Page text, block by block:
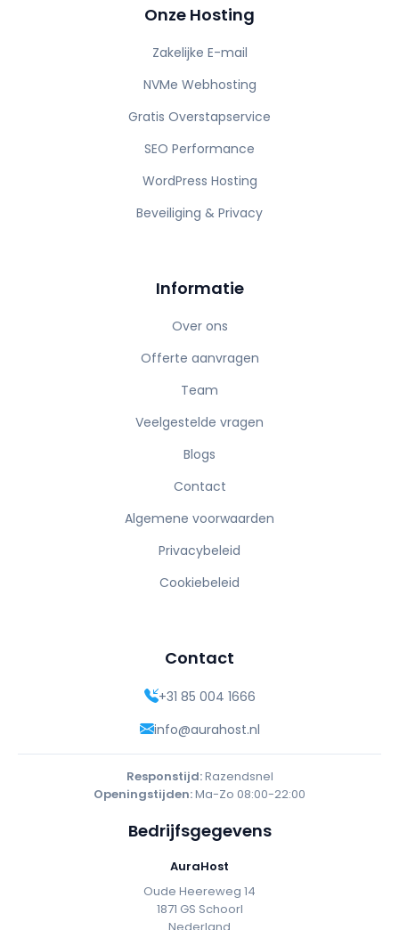
Onze Hosting
Zakelijke E-mail
NVMe Webhosting
Gratis Overstapservice
SEO Performance
WordPress Hosting
Beveiliging & Privacy
Informatie
Over ons
Offerte aanvragen
Team
Veelgestelde vragen
Blogs
Contact
Algemene voorwaarden
Privacybeleid
Cookiebeleid
Contact
+31 85 004 1666
info@aurahost.nl
Responstijd:Razendsnel
Openingstijden:Ma-Zo 08:00-22:00
Bedrijfsgegevens
AuraHost
Oude Heereweg 14
1871 GS Schoorl